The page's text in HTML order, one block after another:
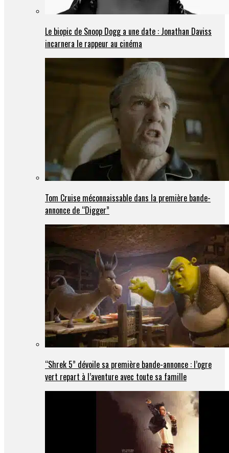
Le biopic de Snoop Dogg a une date : Jonathan Daviss
incarnera le rappeur au cinéma
Tom Cruise méconnaissable dans la première bande-
annonce de “Digger”
“Shrek 5” dévoile sa première bande-annonce : l’ogre
vert repart à l’aventure avec toute sa famille